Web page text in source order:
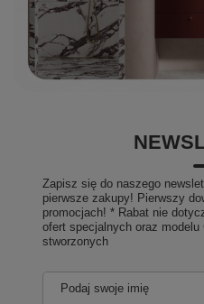
Zapisz się do naszego
pierwsze zakupy! Pierwszy
promocjach! * Rabat nie
ofert specjalnych oraz modelu
stworzonych
Podaj swoje imię